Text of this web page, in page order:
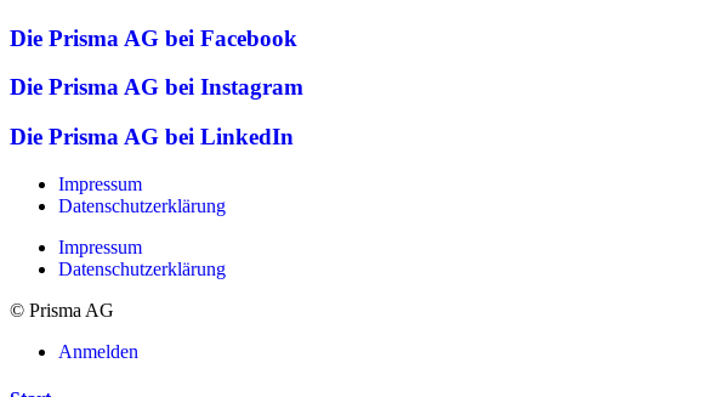
Die Prisma AG bei Facebook
Die Prisma AG bei Instagram
Die Prisma AG bei LinkedIn
Impressum
Datenschutzerklärung
Impressum
Datenschutzerklärung
© Prisma AG
Anmelden